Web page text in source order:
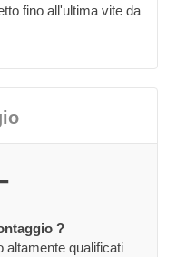
fino all'ultima vite da
?
altamente qualificati